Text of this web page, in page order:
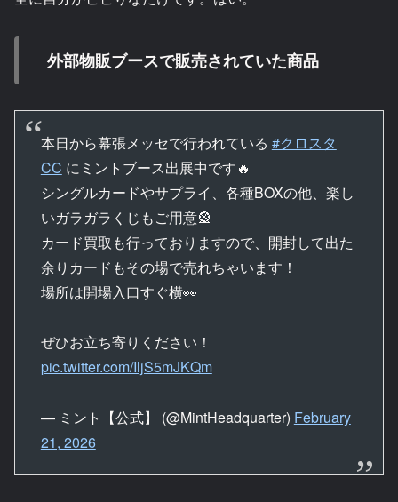
外部物販ブースで販売されていた商品
本日から幕張メッセで行われている #クロスタ
CC にミントブース出展中です🔥
シングルカードやサプライ、各種BOXの他、楽し
いガラガラくじもご用意🎡
カード買取も行っておりますので、開封して出た
余りカードもその場で売れちゃいます！
場所は開場入口すぐ横👀
ぜひお立ち寄りください！
pic.twitter.com/IljS5mJKQm
— ミント【公式】 (@MintHeadquarter) February
21, 2026